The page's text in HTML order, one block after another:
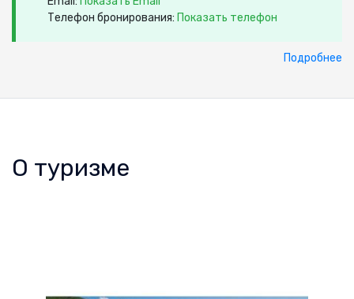
Телефон бронирования: Показать телефон
Подробнее
О туризме